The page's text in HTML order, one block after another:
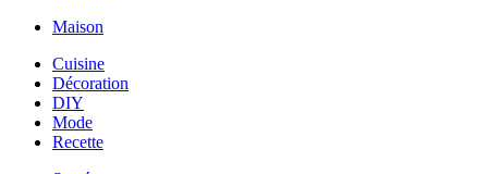
Maison
Cuisine
Décoration
DIY
Mode
Recette